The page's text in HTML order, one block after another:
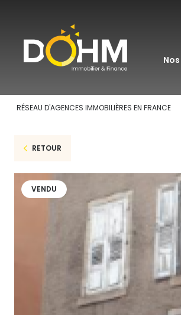
RÉSEAU D'AGENCES IMMOBILIÈRES EN FRANCE
RETOUR
VENDU